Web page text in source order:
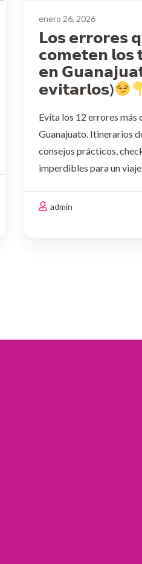
enero 26, 2026
𝗟𝗼𝘀 𝗲𝗿𝗿𝗼𝗿𝗲𝘀
𝗰𝗼𝗺𝗲𝘁𝗲𝗻 𝗹𝗼𝘀
𝗲𝗻
𝗲𝘃𝗶𝘁𝗮𝗿𝗹𝗼𝘀)
Evita los 12 errores más
Guanajuato. Itinerarios
consejos prácticos,
imperdibles para un
cubrir túneles, plazas,
admin